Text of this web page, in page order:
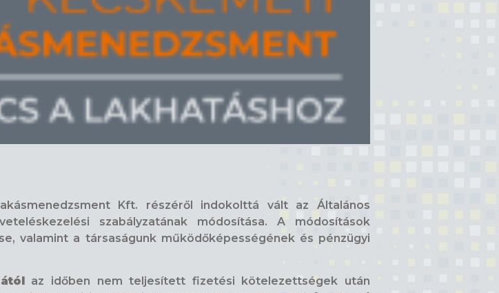
Kft. részéről indokolttá vált az Általános
szabályzatának módosítása. A módosítások
valamint a társaságunk működőképességének és pénzügyi
az időben nem teljesített fizetési kötelezettségek után